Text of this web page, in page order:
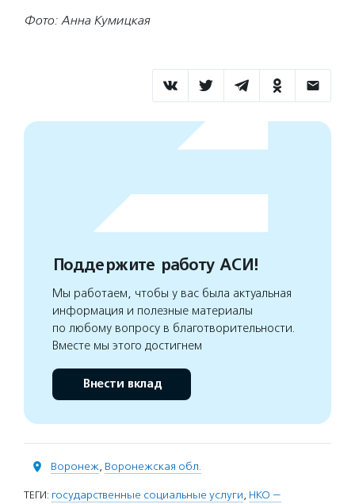
Фото: Анна Кумицкая
Поддержите работу АСИ!
Мы работаем, чтобы у вас была актуальная
информация и полезные материалы
по любому вопросу в благотворительности.
Вместе мы этого достигнем
Внести вклад
Воронеж, Воронежская обл.
ТЕГИ: государственные социальные услуги, НКО —